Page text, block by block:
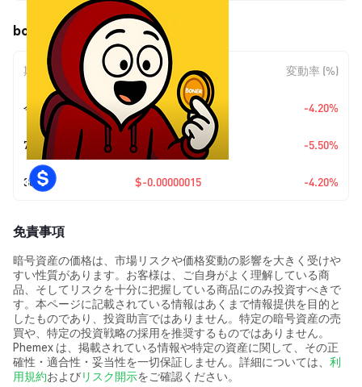
boner (BONER) の価格変動
期間 金額変動 変動率 (%)
今日 $-0.00000015 -4.20%
7日 $-0.0000002 -5.50%
30日 $-0.00000015 -4.20%
免責事項
暗号資産の価格は、市場リスクや価格変動の影響を大きく受けや
すい性質があります。お客様は、ご自身がよく理解している商
品、そしてリスクを十分に把握している商品にのみ投資すべきで
す。本ページに記載されている情報はあくまで情報提供を目的と
したものであり、投資助言ではありません。特定の暗号資産の売
買や、特定の投資戦略の採用を推奨するものではありません。
Phemex は、掲載されている情報や特定の資産に関して、その正
確性・適合性・妥当性を一切保証しません。詳細については、 利
用規約およびリスク開示をご確認ください。